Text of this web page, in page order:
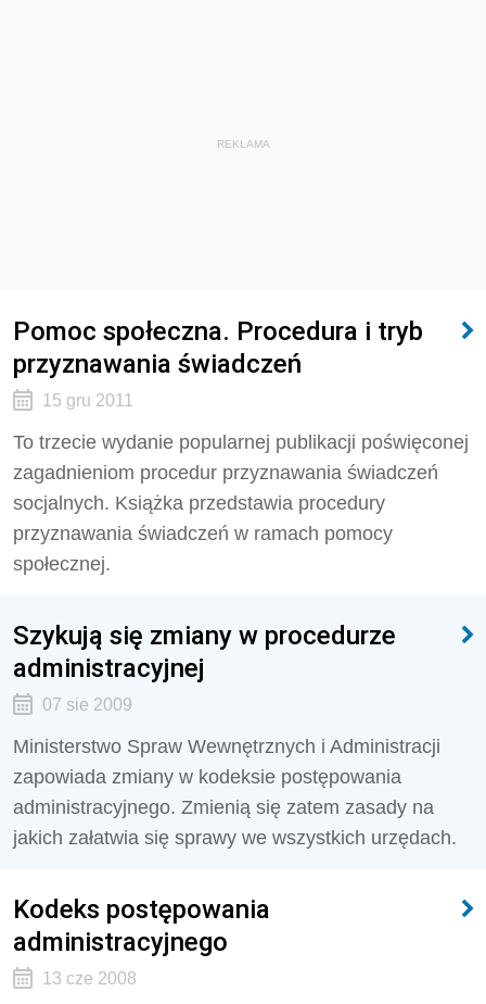
REKLAMA
Pomoc społeczna. Procedura i tryb
przyznawania świadczeń
15 gru 2011
To trzecie wydanie popularnej publikacji poświęconej
zagadnieniom procedur przyznawania świadczeń
socjalnych. Książka przedstawia procedury
przyznawania świadczeń w ramach pomocy
społecznej.
Szykują się zmiany w procedurze
administracyjnej
07 sie 2009
Ministerstwo Spraw Wewnętrznych i Administracji
zapowiada zmiany w kodeksie postępowania
administracyjnego. Zmienią się zatem zasady na
jakich załatwia się sprawy we wszystkich urzędach.
Kodeks postępowania
administracyjnego
13 cze 2008